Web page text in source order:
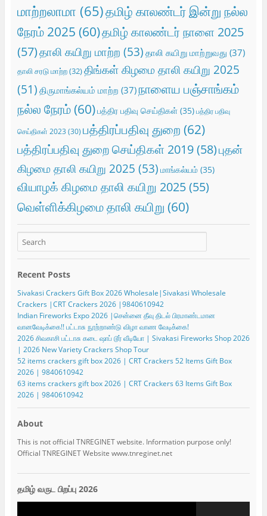
மாற்றலாமா (65)தமிழ் காலண்டர் இன்று நல்ல
நேரம் 2025 (60)தமிழ் காலண்டர் நாளை 2025
(57)தாலி கயிறு மாற்ற (53) தாலி கயிறு மாற்றுவது (37)
தாலி சரடு மாற்ற(32)திங்கள் கிழமை தாலி கயிறு 2025
(51) திருமாங்கல்யம் மாற்ற (37)நாளைய பஞ்சாங்கம்
நல்ல நேரம்(60)பத்திர பதிவு செய்திகள்(35) பத்திர பதிவு
செய்திகள் 2023 (30) பத்திரப்பதிவு துறை (62)
பத்திரப்பதிவு துறை செய்திகள் 2019(58)புதன்
கிழமை தாலி கயிறு 2025 (53) மாங்கல்யம்(35)
வியாழக் கிழமை தாலி கயிறு 2025(55)
வெள்ளிக்கிழமை தாலி கயிறு (60)
Recent Posts
Sivakasi Crackers Gift Box 2026 Wholesale|Sivakasi Wholesale
Crackers |CRT Crackers 2026 |9840610942
Indian Fireworks Expo 2026 |சென்னை தீவு திடல் பிரமாண்டமான
வானவேடிக்கை!! பட்டாசு நூற்றாண்டு விழா வாண வேடிக்கை!
2026 சிவகாசி பட்டாசு கடை ஷாப் டூர் வீடியோ | Sivakasi Fireworks Shop 2026
| 2026 New Variety Crackers Shop Tour
52 items crackers gift box 2026 | CRT Crackers 52 Items Gift Box
2026 | 9840610942
63 items crackers gift box 2026 | CRT Crackers 63 Items Gift Box
2026 | 9840610942
About
This is not official TNREGINET website. Information purpose only!
Official TNREGINET Website www.tnreginet.net
தமிழ் வருட பிறப்பு 2026